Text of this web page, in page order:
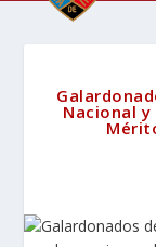
Nacional